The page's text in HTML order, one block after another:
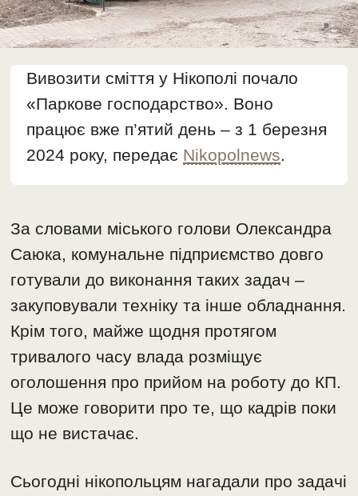
Вивозити сміття у Нікополі почало
«Паркове господарство». Воно
працює вже п’ятий день – з 1 березня
2024 року, передає Nikopolnews.
За словами міського голови Олександра
Саюка, комунальне підприємство довго
готували до виконання таких задач –
закуповували техніку та інше обладнання.
Крім того, майже щодня протягом
тривалого часу влада розміщує
оголошення про прийом на роботу до КП.
Це може говорити про те, що кадрів поки
що не вистачає.
Сьогодні нікопольцям нагадали про задачі